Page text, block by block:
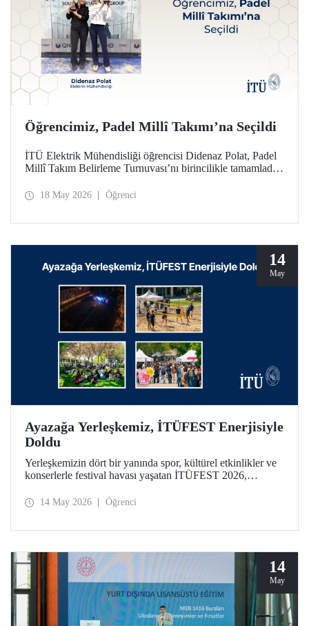
Öğrencimiz, Padel Millî Takımı’na Seçildi
İTÜ Elektrik Mühendisliği öğrencisi Didenaz Polat, Padel
Millî Takım Belirleme Turnuvası’nı birincilikle tamamladığı
18 May 2026 Öğrenci
14
May
Ayazağa Yerleşkemiz, İTÜFEST Enerjisiyle
Doldu
Yerleşkemizin dört bir yanında spor, kültürel etkinlikler ve
konserlerle festival havası yaşatan İTÜFEST 2026,
14 May 2026 Öğrenci
14
May